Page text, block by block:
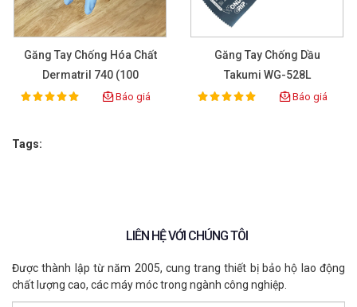
Găng Tay Chống Hóa Chất
Dermatril 740 (100
Pcs/box)
Rating:
100% Báo giá
Găng Tay Chống Dầu
Takumi WG-528L
Rating:
100% Báo giá
Tags:
LIÊN HỆ VỚI CHÚNG TÔI
Được thành lập từ năm 2005, cung trang thiết bị bảo hộ lao động
chất lượng cao, các máy móc trong ngành công nghiệp.